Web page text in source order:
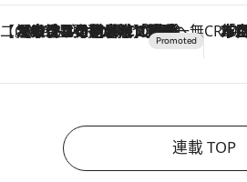
【CREA×星野リゾート】唯一無二。癒しと発見が待つ場所へ
2026.8.7
【トンボの足水浴】ヒノキの香りに包まれて涼感マックス！約13℃の湧水かけ流しを避暑地「星野温泉 トンボの湯」で体験 「立川にも歌
連載 TOP